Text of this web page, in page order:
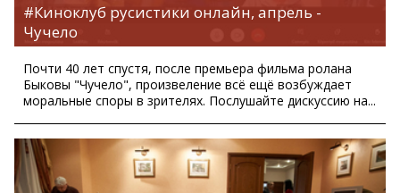
#Киноклуб русистики онлайн, апрель -
Чучело
Почти 40 лет спустя, после премьера фильма ролана
Быковы "Чучело", произвеление всё ещё возбуждает
моральные споры в зрителях. Послушайте дискуссию на...